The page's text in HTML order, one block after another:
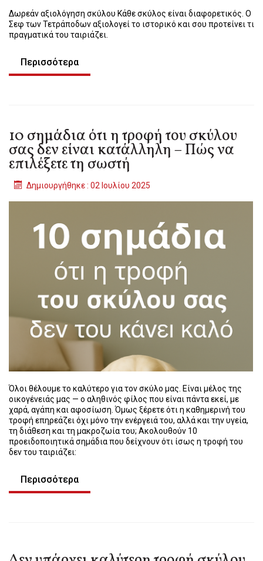
Δωρεάν αξιολόγηση σκύλου Κάθε σκύλος είναι διαφορετικός. Ο
Σεφ των Τετράποδων αξιολογεί το ιστορικό και σου προτείνει τι
πραγματικά του ταιριάζει.
Περισσότερα
10 σημάδια ότι η τροφή του σκύλου
σας δεν είναι κατάλληλη – Πώς να
επιλέξετε τη σωστή
Δημιουργήθηκε : 02 Ιουλίου 2025
Όλοι θέλουμε το καλύτερο για τον σκύλο μας. Είναι μέλος της
οικογένειάς μας — ο αληθινός φίλος που είναι πάντα εκεί, με
χαρά, αγάπη και αφοσίωση. Όμως ξέρετε ότι η καθημερινή του
τροφή επηρεάζει όχι μόνο την ενέργειά του, αλλά και την υγεία,
τη διάθεση και τη μακροζωία του; Ακολουθούν 10
προειδοποιητικά σημάδια που δείχνουν ότι ίσως η τροφή του
δεν του ταιριάζει:
Περισσότερα